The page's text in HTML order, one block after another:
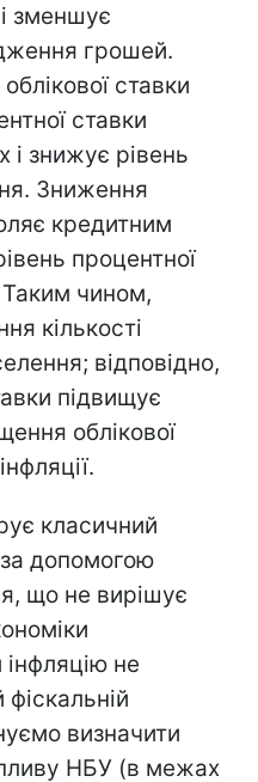
зменшує
грошей.
ставки
ставки
і знижує рівень
Зниження
кредитним
процентної
чином,
кількості
відповідно,
підвищує
облікової
класичний
за допомогою
що не вирішує
не
визначити
НБУ (в межах